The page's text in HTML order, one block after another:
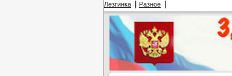
Лезгинка
Разное